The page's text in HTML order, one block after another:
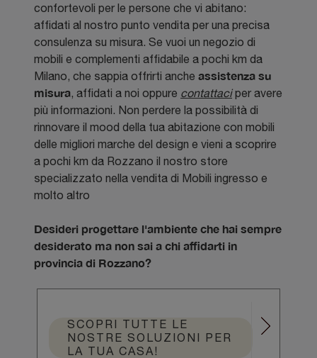
confortevoli per le persone che vi abitano:
affidati al nostro punto vendita per una precisa
consulenza su misura. Se vuoi un negozio di
mobili e complementi affidabile a pochi km da
Milano, che sappia offrirti anche assistenza su
misura, affidati a noi oppure contattaciper avere
più informazioni. Non perdere la possibilità di
rinnovare il mood della tua abitazione con mobili
delle migliori marche del design e vieni a scoprire
a pochi km da Rozzano il nostro store
specializzato nella vendita di Mobili ingresso e
molto altro
Desideri progettare l'ambiente che hai sempre
desiderato ma non sai a chi affidarti in
provincia di Rozzano?
SCOPRI TUTTE LE
NOSTRE SOLUZIONI PER
LA TUA CASA!